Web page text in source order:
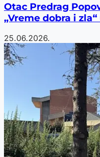
Otac Predrag
„Vreme dobra i
25.06.2026.